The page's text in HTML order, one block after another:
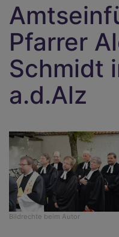
Pfarrer
Schmidt
a.d.Alz
Bildrechte beim Autor